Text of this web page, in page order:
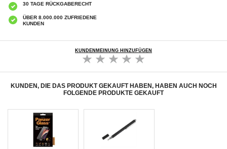
30 TAGE RÜCKGABERECHT
ÜBER 8.000.000 ZUFRIEDENE
KUNDEN
KUNDENMEINUNG HINZUFÜGEN
KUNDEN, DIE DAS PRODUKT GEKAUFT HABEN, HABEN AUCH NOCH
FOLGENDE PRODUKTE GEKAUFT